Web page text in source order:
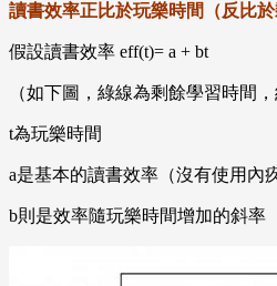
讀書效率正比於玩樂時間（反比於
假設讀書效率 eff(t)= a + bt
（如下圖，綠線為剩餘學習時間
t為玩樂時間
a是基本的讀書效率（沒有使用內
b則是效率隨玩樂時間增加的斜率